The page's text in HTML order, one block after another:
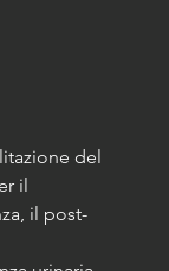
del
il
il post-